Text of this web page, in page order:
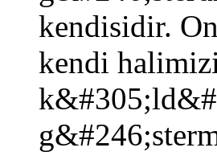
kendisidir.
kendi